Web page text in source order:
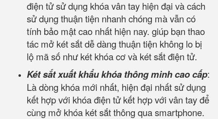
điện tử sử dụng khóa vân tay hiện đại và cách
sử dụng thuận tiện nhanh chóng mà vẫn có
tính bảo mật cao nhất hiện nay. giúp bạn thao
tác mở két sắt dễ dàng thuận tiện không lo bị
lộ mã số như két khóa cơ và két sắt điện tử.
Két sắt xuất khẩu khóa thông minh cao cấp:
Là dòng khóa mới nhất, hiện đại nhất sử dụng
kết hợp với khóa điện tử kết hợp với vân tay để
cùng mở khóa két sắt thông qua smartphone.